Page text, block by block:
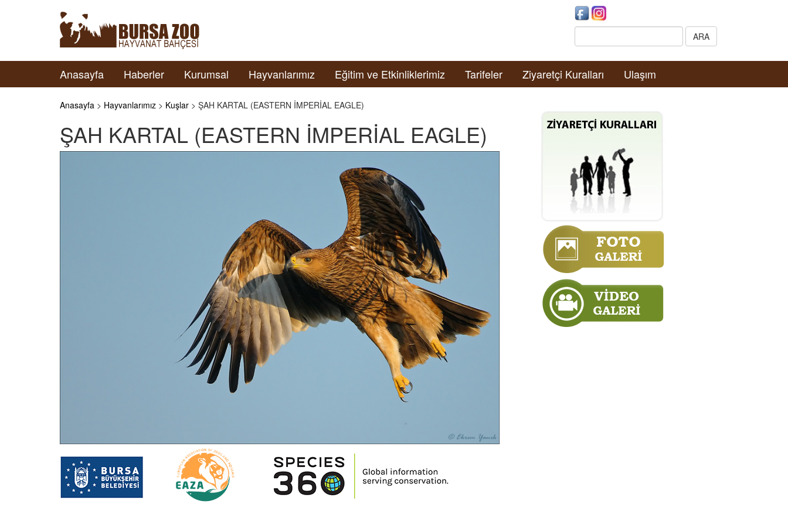
Search: ARA
Anasayfa Haberler Kurumsal Hayvanlarımız Eğitim ve Etkinliklerimiz Tarifeler Ziyaretçi Kuralları Ulaşım
Anasayfa > Hayvanlarımız > Kuşlar > ŞAH KARTAL (EASTERN İMPERİAL EAGLE)
ŞAH KARTAL (EASTERN İMPERİAL EAGLE)